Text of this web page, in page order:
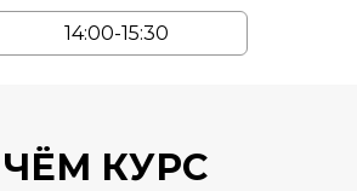
14:00-15:30
КУРС